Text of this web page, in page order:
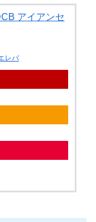
アイアンセ
レバ